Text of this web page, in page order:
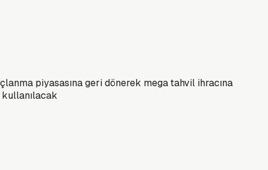
piyasasına geri dönerek mega tahvil ihracına